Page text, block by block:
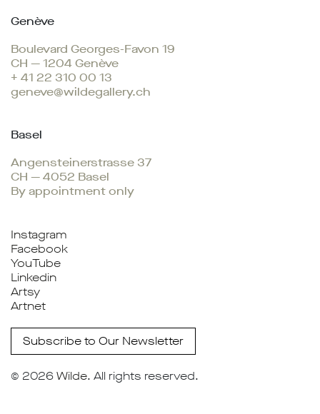
Genève
Boulevard Georges-Favon 19
CH — 1204 Genève
+ 41 22 310 00 13
geneve@wildegallery.ch
Basel
Angensteinerstrasse 37
CH — 4052 Basel
By appointment only
Instagram
Facebook
YouTube
Linkedin
Artsy
Artnet
Subscribe to Our Newsletter
© 2026Wilde. All rights reserved.